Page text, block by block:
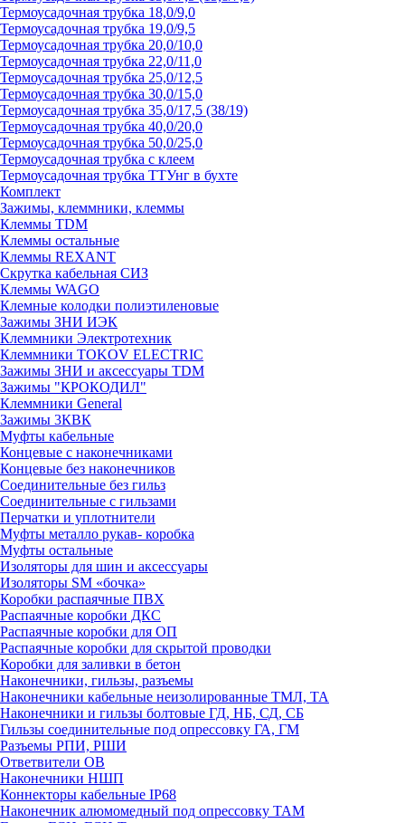
Термоусадочная трубка 18,0/9,0
Термоусадочная трубка 19,0/9,5
Термоусадочная трубка 20,0/10,0
Термоусадочная трубка 22,0/11,0
Термоусадочная трубка 25,0/12,5
Термоусадочная трубка 30,0/15,0
Термоусадочная трубка 35,0/17,5 (38/19)
Термоусадочная трубка 40,0/20,0
Термоусадочная трубка 50,0/25,0
Термоусадочная трубка с клеем
Термоусадочная трубка ТТУнг в бухте
Комплект
Зажимы, клеммники, клеммы
Клеммы TDM
Клеммы остальные
Клеммы REXANT
Скрутка кабельная СИЗ
Клеммы WAGO
Клемные колодки полиэтиленовые
Зажимы ЗНИ ИЭК
Клеммники Электротехник
Клеммники TOKOV ELECTRIC
Зажимы ЗНИ и аксессуары TDM
Зажимы "КРОКОДИЛ"
Клеммники General
Зажимы 3КВК
Муфты кабельные
Концевые с наконечниками
Концевые без наконечников
Соединительные без гильз
Соединительные с гильзами
Перчатки и уплотнители
Муфты металло рукав- коробка
Муфты остальные
Изоляторы для шин и аксессуары
Изоляторы SM «бочка»
Коробки распаячные ПВХ
Распаячные коробки ДКС
Распаячные коробки для ОП
Распаячные коробки для скрытой проводки
Коробки для заливки в бетон
Наконечники, гильзы, разъемы
Наконечники кабельные неизолированные ТМЛ, ТА
Наконечники и гильзы болтовые ГД, НБ, СД, СБ
Гильзы соединительные под опрессовку ГА, ГМ
Разъемы РПИ, РШИ
Ответвители ОВ
Наконечники НШП
Коннекторы кабельные IP68
Наконечник алюмомедный под опрессовку ТАМ